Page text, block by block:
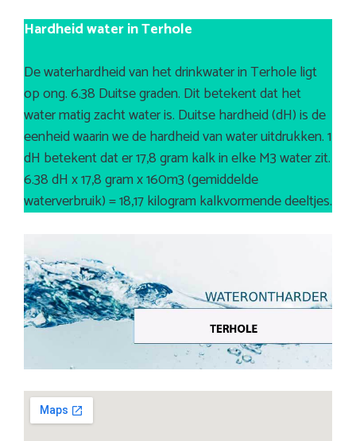
Hardheid water in Terhole
De waterhardheid van het drinkwater in Terhole ligt
op ong. 6.38 Duitse graden. Dit betekent dat het
water matig zacht water is. Duitse hardheid (dH) is de
eenheid waarin we de hardheid van water uitdrukken. 1
dH betekent dat er 17,8 gram kalk in elke M3 water zit.
6.38 dH x 17,8 gram x 160m3 (gemiddelde
waterverbruik) = 18,17 kilogram kalkvormende deeltjes.